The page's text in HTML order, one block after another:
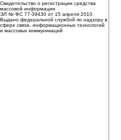
Свидетельство о регистрации средства
массовой информации
ЭЛ № ФС 77-39430 от 15 апреля 2010.
Выдано федеральной службой по надзору в
сфере связи, информационных технологий
и массовых коммуникаций